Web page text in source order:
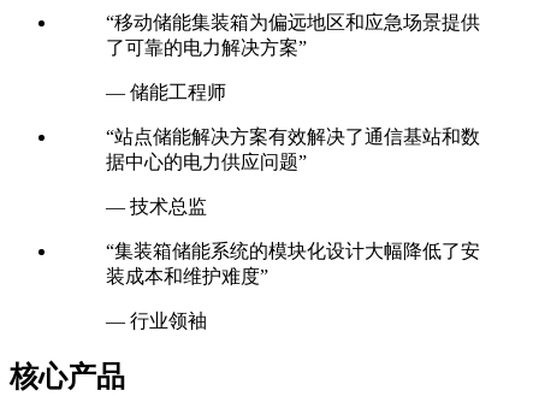
“移动储能集装箱为偏远地区和应急场景提供
了可靠的电力解决方案”
— 储能工程师
“站点储能解决方案有效解决了通信基站和数
据中心的电力供应问题”
— 技术总监
“集装箱储能系统的模块化设计大幅降低了安
装成本和维护难度”
— 行业领袖
核心产品